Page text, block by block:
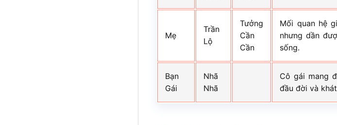
Mẹ
Trần
Lộ
Tưởng
Cần
Cần
Mối quan hệ
nhưng dần
sống.
Bạn
Gái
Nhã
Nhã
Cô gái mang
đầu đời và